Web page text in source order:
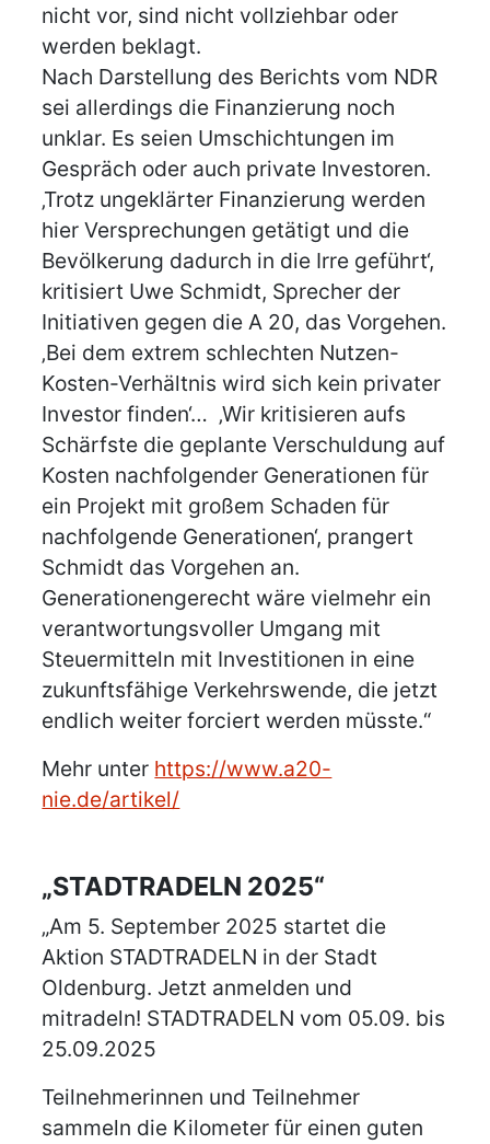
nicht vor, sind nicht vollziehbar oder
werden beklagt.
Nach Darstellung des Berichts vom NDR
sei allerdings die Finanzierung noch
unklar. Es seien Umschichtungen im
Gespräch oder auch private Investoren.
‚Trotz ungeklärter Finanzierung werden
hier Versprechungen getätigt und die
Bevölkerung dadurch in die Irre geführt‘,
kritisiert Uwe Schmidt, Sprecher der
Initiativen gegen die A 20, das Vorgehen.
‚Bei dem extrem schlechten Nutzen-
Kosten-Verhältnis wird sich kein privater
Investor finden‘… ‚Wir kritisieren aufs
Schärfste die geplante Verschuldung auf
Kosten nachfolgender Generationen für
ein Projekt mit großem Schaden für
nachfolgende Generationen‘, prangert
Schmidt das Vorgehen an.
Generationengerecht wäre vielmehr ein
verantwortungsvoller Umgang mit
Steuermitteln mit Investitionen in eine
zukunftsfähige Verkehrswende, die jetzt
endlich weiter forciert werden müsste.“
Mehr unter https://www.a20-
nie.de/artikel/
„STADTRADELN 2025“
„Am 5. September 2025 startet die
Aktion STADTRADELN in der Stadt
Oldenburg. Jetzt anmelden und
mitradeln! STADTRADELN vom 05.09. bis
25.09.2025
Teilnehmerinnen und Teilnehmer
sammeln die Kilometer für einen guten